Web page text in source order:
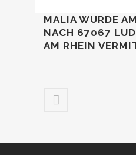
MALIA WURDE
NACH 67067
AM RHEIN